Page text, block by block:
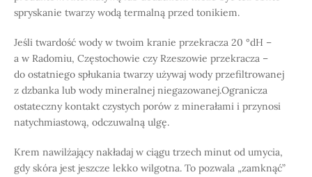
spryskanie twarzy wodą termalną przed tonikiem.
Jeśli twardość wody w twoim kranie przekracza 20 °dH –
a w Radomiu, Częstochowie czy Rzeszowie przekracza –
do ostatniego spłukania twarzy używaj wody przefiltrowanej
z dzbanka lub wody mineralnej niegazowanej.Ogranicza
ostateczny kontakt czystych porów z minerałami i przynosi
natychmiastową, odczuwalną ulgę.
Krem nawilżający nakładaj w ciągu trzech minut od umycia,
gdy skóra jest jeszcze lekko wilgotna. To pozwala „zamknąć”